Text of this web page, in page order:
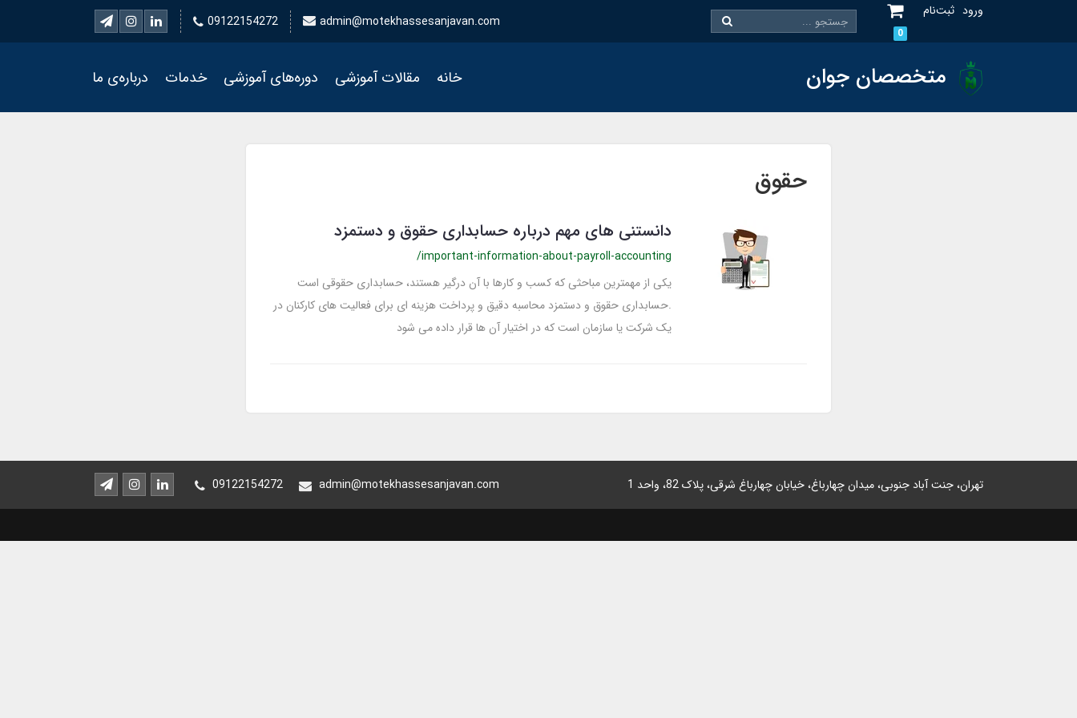
ورود ثبت‌نام
0
09122154272 admin@motekhassesanjavan.com
متخصصان جوان خانه مقالات آموزشی دوره‌های آموزشی خدمات درباره‌ی ما
حقوق
دانستنی های مهم درباره حسابداری حقوق و دستمزد
/important-information-about-payroll-accounting
یکی از مهمترین مباحثی که کسب و کارها با آن درگیر هستند، حسابداری حقوقی است
.حسابداری حقوق و دستمزد محاسبه دقیق و پرداخت هزینه ای برای فعالیت های کارکنان در
یک شرکت یا سازمان است که در اختیار آن ها قرار داده می شود
تهران، جنت آباد جنوبی، میدان چهارباغ، خیابان چهارباغ شرقی، پلاک 82، واحد 1 09122154272 admin@motekhassesanjavan.com